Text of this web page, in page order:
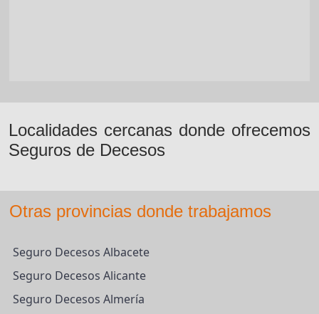
Localidades cercanas donde ofrecemos
Seguros de Decesos
Otras provincias donde trabajamos
Seguro Decesos Albacete
Seguro Decesos Alicante
Seguro Decesos Almería